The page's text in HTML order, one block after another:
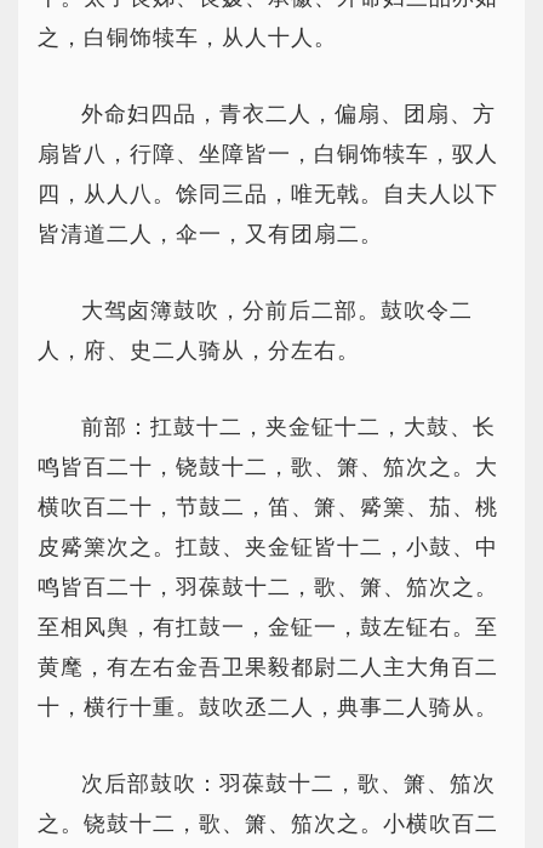
之，白铜饰犊车，从人十人。
外命妇四品，青衣二人，偏扇、团扇、方
扇皆八，行障、坐障皆一，白铜饰犊车，驭人
四，从人八。馀同三品，唯无戟。自夫人以下
皆清道二人，伞一，又有团扇二。
大驾卤簿鼓吹，分前后二部。鼓吹令二
人，府、史二人骑从，分左右。
前部：扛鼓十二，夹金钲十二，大鼓、长
鸣皆百二十，铙鼓十二，歌、箫、笳次之。大
横吹百二十，节鼓二，笛、箫、觱篥、茄、桃
皮觱篥次之。扛鼓、夹金钲皆十二，小鼓、中
鸣皆百二十，羽葆鼓十二，歌、箫、笳次之。
至相风舆，有扛鼓一，金钲一，鼓左钲右。至
黄麾，有左右金吾卫果毅都尉二人主大角百二
十，横行十重。鼓吹丞二人，典事二人骑从。
次后部鼓吹：羽葆鼓十二，歌、箫、笳次
之。铙鼓十二，歌、箫、笳次之。小横吹百二